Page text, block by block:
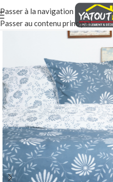
Passer à la navigation
Passer au contenu principal